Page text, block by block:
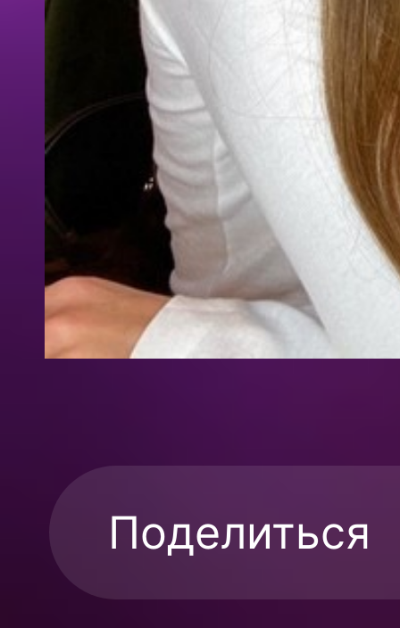
Поделиться